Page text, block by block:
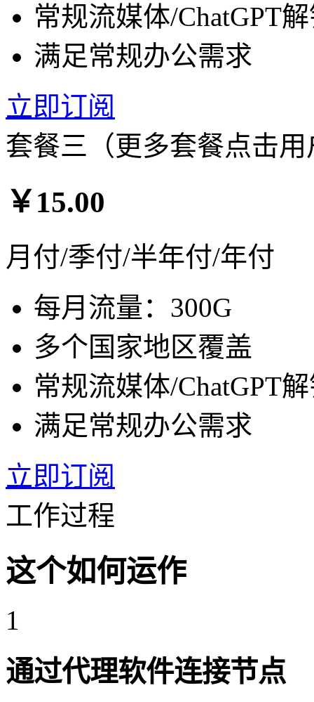
常规流媒体/ChatGPT
满足常规办公需求
立即订阅
套餐三（更多套餐点击
￥15.00
月付/季付/半年付/年付
每月流量：300G
多个国家地区覆盖
常规流媒体/ChatGPT
满足常规办公需求
立即订阅
工作过程
这个如何运作
1
通过代理软件连接节点